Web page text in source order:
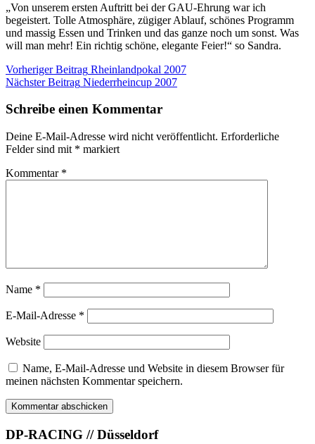
„Von unserem ersten Auftritt bei der GAU-Ehrung war ich
begeistert. Tolle Atmosphäre, zügiger Ablauf, schönes Programm
und massig Essen und Trinken und das ganze noch um sonst. Was
will man mehr! Ein richtig schöne, elegante Feier!“ so Sandra.
Beitragsnavigation
Vorheriger Beitrag Rheinlandpokal 2007
Nächster Beitrag Niederrheincup 2007
Schreibe einen Kommentar
Deine E-Mail-Adresse wird nicht veröffentlicht. Erforderliche
Felder sind mit * markiert
Kommentar *
Name *
E-Mail-Adresse *
Website
Name, E-Mail-Adresse und Website in diesem Browser für
meinen nächsten Kommentar speichern.
DP-RACING // Düsseldorf